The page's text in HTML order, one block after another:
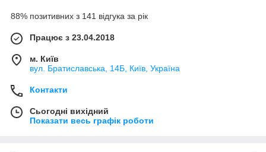
88% позитивних з 141 відгука за рік
Працює з 23.04.2018
м. Київ
вул. Братиславська, 14Б, Київ, Україна
Контакти
Сьогодні вихідний
Показати весь графік роботи